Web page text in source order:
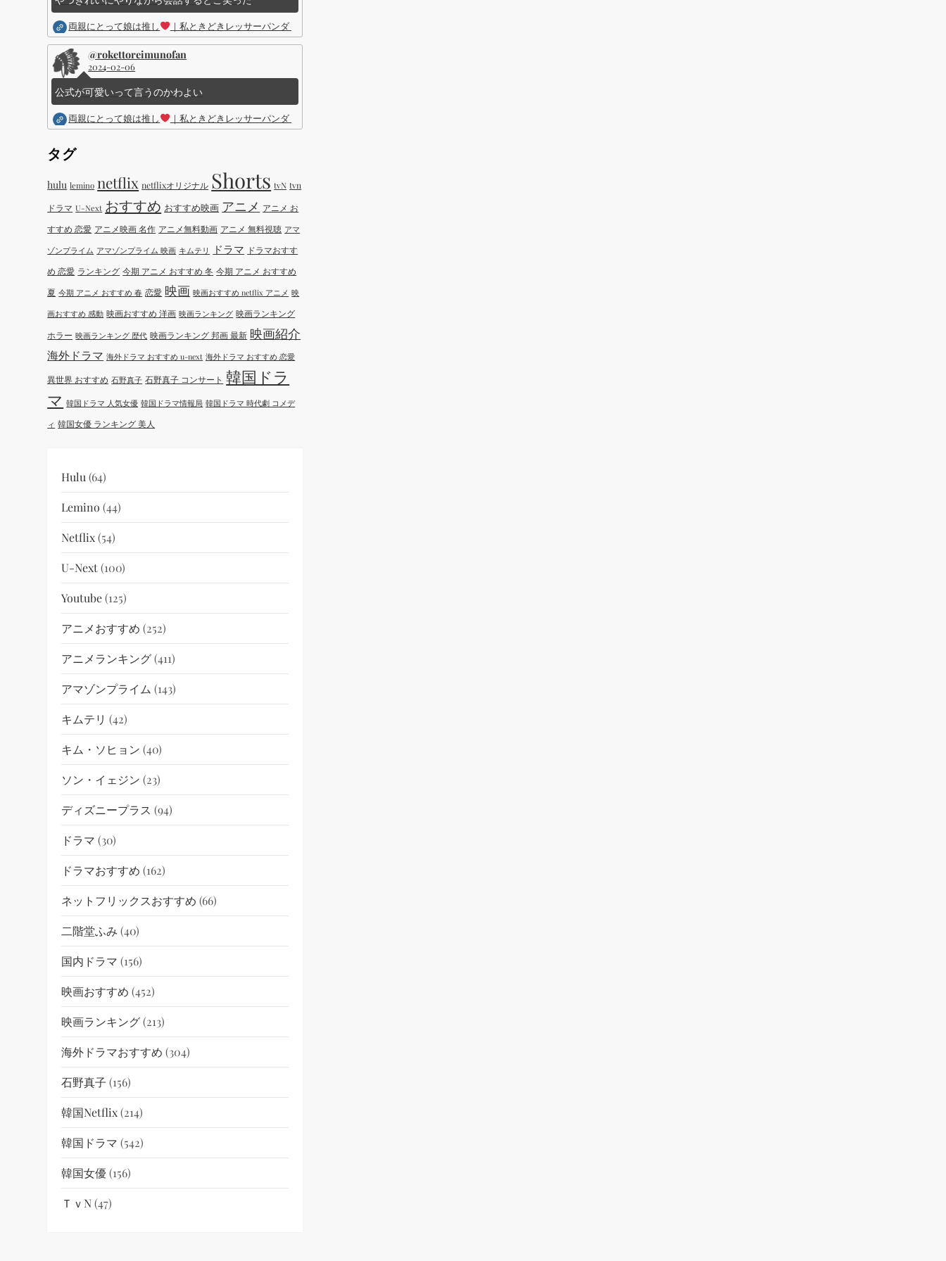
両親にとって娘は推し ｜私ときどきレッサーパンダ ｜Disney (ディズニープラス）
@rokettoreimunofan
2024-02-06
公式が可愛いって言うのかわよい
両親にとって娘は推し ｜私ときどきレッサーパンダ ｜Disney (ディズニープラス）
タグ
hulu lemino netflix netflixオリジナル Shorts tvN tvn
ドラマ U-Next おすすめ おすすめ映画 アニメ アニメ お
すすめ 恋愛 アニメ映画 名作 アニメ無料動画 アニメ 無料視聴 アマ
ゾンプライム アマゾンプライム 映画 キムテリ ドラマ ドラマおすす
め 恋愛 ランキング 今期 アニメ おすすめ 冬 今期 アニメ おすすめ
夏 今期 アニメ おすすめ 春 恋愛 映画 映画おすすめ netflix アニメ 映
画おすすめ 感動 映画おすすめ 洋画 映画ランキング 映画ランキング
ホラー 映画ランキング 歴代 映画ランキング 邦画 最新 映画紹介
海外ドラマ 海外ドラマ おすすめ u-next 海外ドラマ おすすめ 恋愛
異世界 おすすめ 石野真子 石野真子 コンサート 韓国ドラ
マ 韓国ドラマ 人気女優 韓国ドラマ情報局 韓国ドラマ 時代劇 コメデ
ィ 韓国女優 ランキング 美人
Hulu (64)
Lemino (44)
Netflix(54)
U-Next(100)
Youtube(125)
アニメおすすめ (252)
アニメランキング(411)
アマゾンプライム (143)
キムテリ (42)
キム・ソヒョン (40)
ソン・イェジン (23)
ディズニープラス (94)
ドラマ (30)
ドラマおすすめ (162)
ネットフリックスおすすめ (66)
二階堂ふみ (40)
国内ドラマ (156)
映画おすすめ (452)
映画ランキング(213)
海外ドラマおすすめ (304)
石野真子 (156)
韓国netflix(214)
韓国ドラマ (542)
韓国女優(156)
ＴｖN(47)